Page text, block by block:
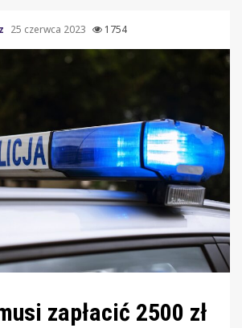
25 czerwca 2023 1754
zapłacić 2500 zł